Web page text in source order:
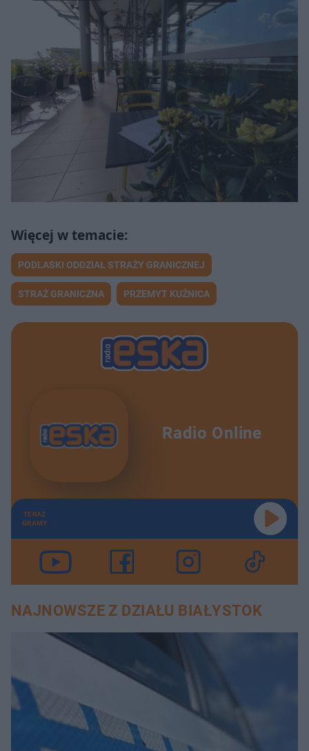
PODLASKI ODDZIAŁ STRAŻY GRANICZNEJ
STRAŻ GRANICZNA PRZEMYT KUŹNICA
Radio Online
TERAZ
GRAMY
NAJNOWSZE Z DZIAŁU BIAŁYSTOK